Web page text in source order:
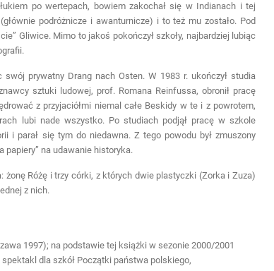
po wertepach, bowiem zakochał się w Indianach i tej
podróżnicze i awanturnicze) i to też mu zostało. Pod
Gliwice. Mimo to jakoś pokończył szkoły, najbardziej lubiąc
prywatny Drang nach Osten. W 1983 r. ukończył studia
sztuki ludowej, prof. Romana Reinfussa, obronił pracę
z przyjaciółmi niemal całe Beskidy w te i z powrotem,
lubi nade wszystko. Po studiach podjął pracę w szkole
i parał się tym do niedawna. Z tego powodu był zmuszony
papiery” na udawanie historyka.
Różę i trzy córki, z których dwie plastyczki (Zorka i Zuza)
z nich.
1997); na podstawie tej książki w sezonie 2000/2001
dla szkół Początki państwa polskiego,